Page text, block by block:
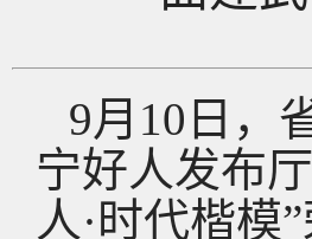
9月10日，
宁好人发布
人·时代楷模